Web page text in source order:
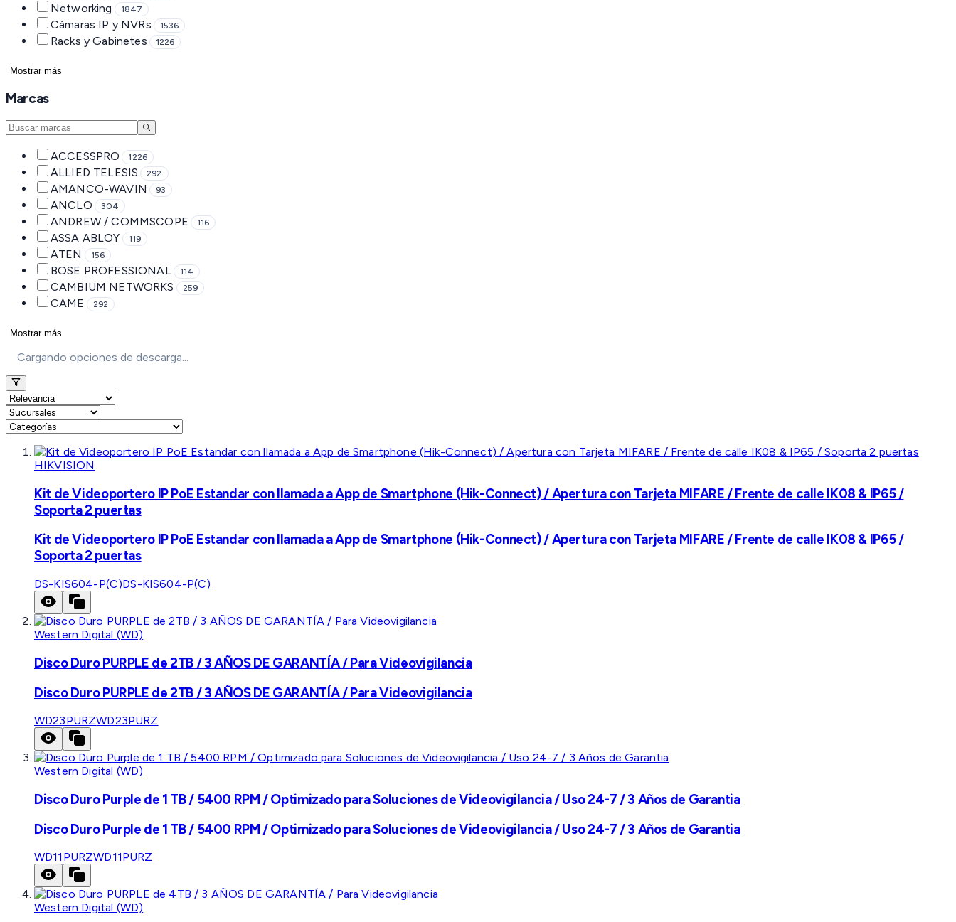
Networking 1847
Cámaras IP y NVRs 1536
Racks y Gabinetes 1226
Mostrar más
Marcas
ACCESSPRO 1226
ALLIED TELESIS 292
AMANCO-WAVIN 93
ANCLO 304
ANDREW / COMMSCOPE 116
ASSA ABLOY 119
ATEN 156
BOSE PROFESSIONAL 114
CAMBIUM NETWORKS 259
CAME 292
Mostrar más
Cargando opciones de descarga...
HIKVISION
Kit de Videoportero IP PoE Estandar con llamada a App de Smartphone (Hik-Connect) / Apertura con Tarjeta MIFARE / Frente de calle IK08 & IP65 /
Soporta 2 puertas
Kit de Videoportero IP PoE Estandar con llamada a App de Smartphone (Hik-Connect) / Apertura con Tarjeta MIFARE / Frente de calle IK08 & IP65 /
Soporta 2 puertas
DS-KIS604-P(C)DS-KIS604-P(C)
Western Digital (WD)
Disco Duro PURPLE de 2TB / 3 AÑOS DE GARANTÍA / Para Videovigilancia
Disco Duro PURPLE de 2TB / 3 AÑOS DE GARANTÍA / Para Videovigilancia
WD23PURZWD23PURZ
Western Digital (WD)
Disco Duro Purple de 1 TB / 5400 RPM / Optimizado para Soluciones de Videovigilancia / Uso 24-7 / 3 Años de Garantia
Disco Duro Purple de 1 TB / 5400 RPM / Optimizado para Soluciones de Videovigilancia / Uso 24-7 / 3 Años de Garantia
WD11PURZWD11PURZ
Western Digital (WD)